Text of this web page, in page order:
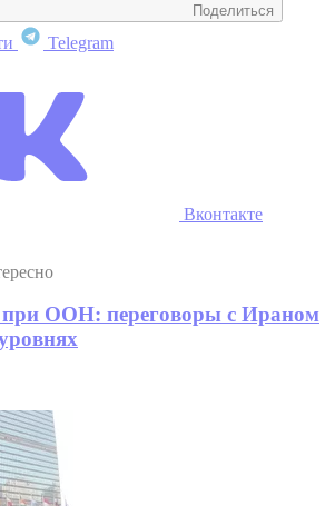
Поделиться
Telegram
Вконтакте
ООН: переговоры с Ираном